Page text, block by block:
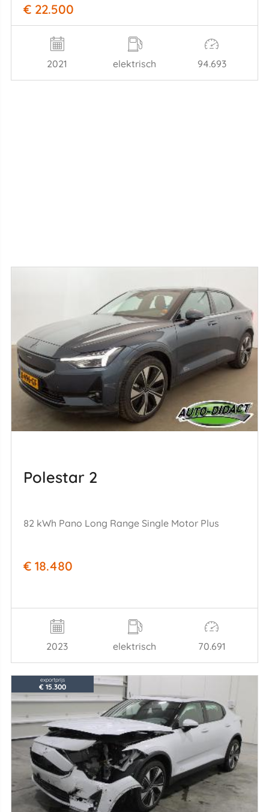
€ 22.500
2021 elektrisch 94.693
Polestar 2
82 kWh Pano Long Range Single Motor Plus
€ 18.480
2023 elektrisch 70.691
exportprijs
€ 15.300